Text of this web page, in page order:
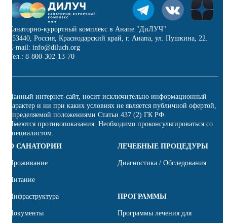
Санаторно-курортный комплекс в Анапе "ДиЛУЧ"
353440, Россия, Краснодарский край, г. Анапа, ул. Пушкина, 22.
E-mail: info@diluch.org
Тел.: 8-800-302-13-70
Данный интернет-сайт, носит исключительно информационный
характер и ни при каких условиях не является публичной офертой,
определяемой положениями Статьи 437 (2) ГК РФ.
Имеются противопоказания. Необходимо проконсультироваться со
специалистом.
О САНАТОРИИ
Проживание
Питание
Инфраструктура
Документы
ЛЕЧЕБНЫЕ ПРОЦЕДУРЫ
Диагностика / Обследования
ПРОГРАММЫ
Программы лечения для